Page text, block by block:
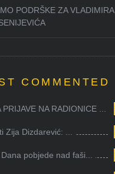
PODRŠKE ZA VLADIMIRA
COMMENTED
NA RADIONICE ...
Zija Dizdarević: ...
pobjede nad faši...